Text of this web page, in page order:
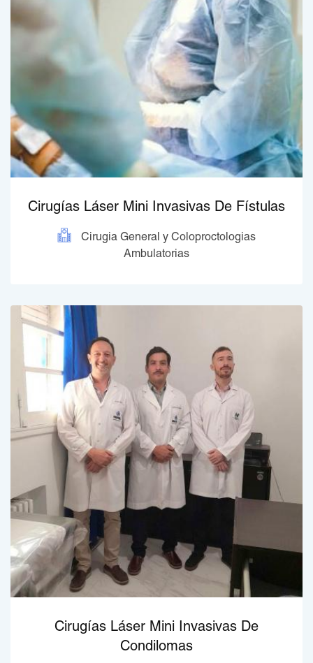
Cirugías Láser Mini Invasivas De Fístulas
Cirugia General y Coloproctologias
Ambulatorias
Cirugías Láser Mini Invasivas De
Condilomas